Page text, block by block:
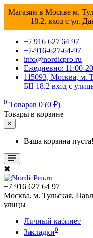
Магазин в Москве м.
18.2, вход с ул.
+7 916 627 64 97
+7-916-627-64-97
info@nordicpro.ru
Ежедневно: 11:00-
115093, Москва, м.
БЦ 18.2 вход с
0 Товаров 0 (0 ₽)
Товары в корзине
×
Ваша корзина пуста!
✖
+7 916 627 64 97
Москва, м. Тульская,
улицы
Личный кабинет
Закладки0